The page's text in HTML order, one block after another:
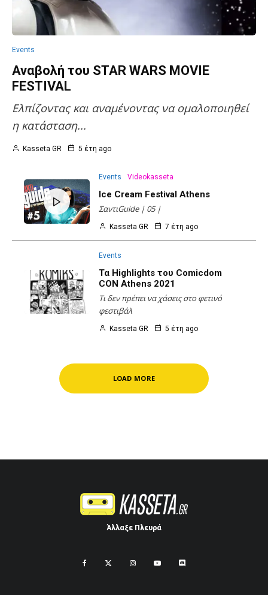
Events
Αναβολή του STAR WARS MOVIE
FESTIVAL
Ελπίζοντας και αναμένοντας να ομαλοποιηθεί
η κατάσταση...
Kasseta GR 5 έτη ago
Events Videokasseta
Ice Cream Festival Athens
ΣαντιGuide | 05 |
Kasseta GR 7 έτη ago
Events
Τα Highlights του Comicdom
CON Athens 2021
Τι δεν πρέπει να χάσεις στο φετινό
φεστιβάλ
Kasseta GR 5 έτη ago
LOAD MORE
Άλλαξε Πλευρά